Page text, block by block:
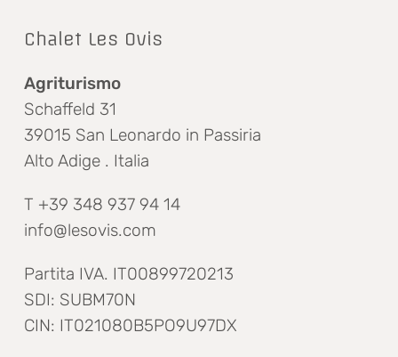
Chalet Les Ovis
Agriturismo
Schaffeld 31
39015 San Leonardo in Passiria
Alto Adige . Italia
T +39 348 937 94 14
info@lesovis.com
Partita IVA. IT00899720213
SDI: SUBM70N
CIN: IT021080B5PO9U97DX